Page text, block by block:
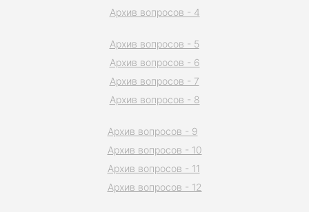
Архив вопросов - 4
Архив вопросов - 5
Архив вопросов - 6
Архив вопросов - 7
Архив вопросов - 8
Архив вопросов - 9
Архив вопросов - 10
Архив вопросов - 11
Архив вопросов - 12